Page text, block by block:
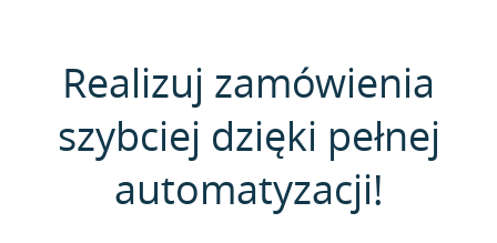
Realizuj zamówienia
szybciej dzięki pełnej
automatyzacji!